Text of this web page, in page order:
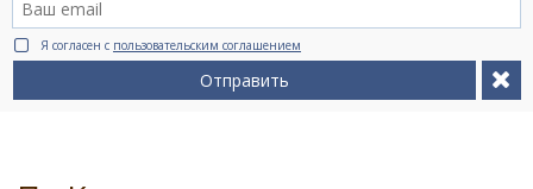
BCN life
Сервис на немецком
Я согласен с пользовательским соглашением
Отправить